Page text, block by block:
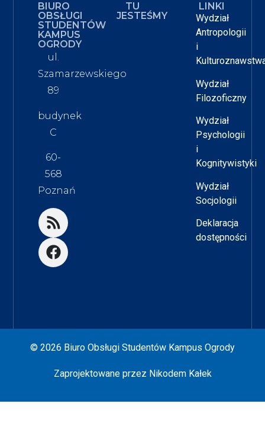
BIURO
OBSŁUGI
STUDENTÓW
KAMPUS
OGRODY
ul.
Szamarzewskiego
89
budynek
C
60-
568
Poznań
TU
JESTEŚMY
LINKI
Wydział
Antropologii
i
Wydział
Filozoficzny
Wydział
Psychologii
i
Kognitywistyki
Wydział
Socjologii
Deklaracja
dostępności
© 2026 Biuro Obsługi Studentów Kampus Ogrody
Zaprojektowane przez Nikodem Kałek